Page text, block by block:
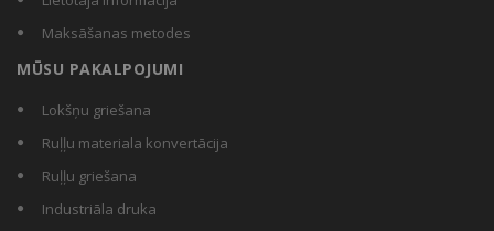
Maksāšanas metodes
MŪSU PAKALPOJUMI
Lokšņu griešana
Ruļļu materiala konvertācija
Ruļļu griešana
Industriāla druka